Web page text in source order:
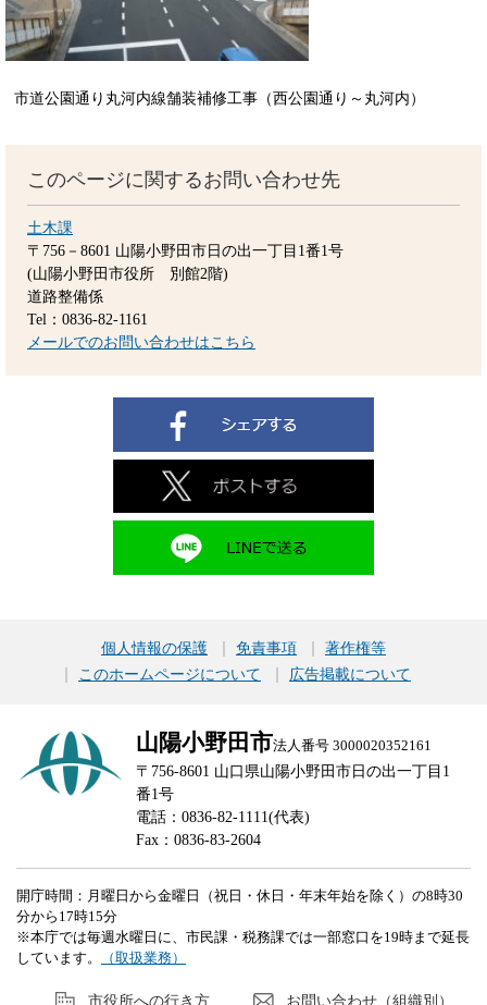
市道公園通り丸河内線舗装補修工事（西公園通り～丸河内）
このページに関するお問い合わせ先
土木課
〒756－8601 山陽小野田市日の出一丁目1番1号
(山陽小野田市役所 別館2階)
道路整備係
Tel：0836-82-1161
メールでのお問い合わせはこちら
個人情報の保護 免責事項
著作権等
このホームページについて
広告掲載について
山陽小野田市法人番号 3000020352161
〒756-8601 山口県山陽小野田市日の出一丁目1
番1号
電話：0836-82-1111(代表)
Fax：0836-83-2604
開庁時間：月曜日から金曜日（祝日・休日・年末年始を除く）の8時30
分から17時15分
※本庁では毎週水曜日に、市民課・税務課では一部窓口を19時まで延長
しています。
（取扱業務）
市役所への行き方 お問い合わせ（組織別）